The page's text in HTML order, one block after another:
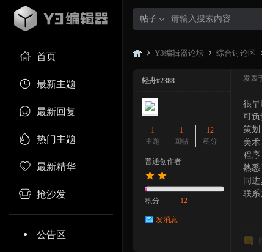
首页
最新主题
最新回复
热门主题
最新精华
抢沙发
公告区
帖子
»
Y3编辑器论坛 综合讨论区
›
轻舟#2388
1
主题
1
回帖
12
积分
普通创作者
积分 12
发消息
发表
很早
可负
策划
美术
程序
熟悉
同
联系